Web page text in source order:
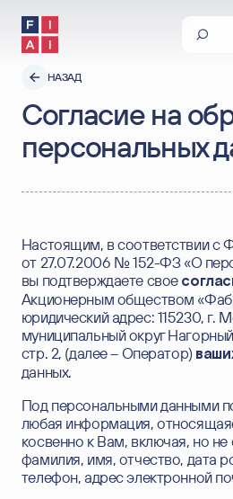
О компании
Новости о компании и
Продукты и
Заказная разработка
Промышленное ПО
Корпоративное обучение
Примеры
Инвесторам
Центр раскрытия
Дивиденды
Акционерный капитал
Календарь инвестора
Видео и презентации
Внутренние документы и
Долговые инструменты
Устойчивое развитие (ESG)
Материалы IPO
Корпоративное
НАЗАД
Согласие на
персональных
Настоящим, в соответствии с
от 27.07.2006 № 152-ФЗ «О
вы подтверждаете свое
Акционерным обществом
юридический адрес: 115230, г.
муниципальный округ
стр. 2, (далее – Оператор)
данных.
Под персональными данными
любая информация,
косвенно к Вам, включая, но не
фамилия, имя, отчество, дата
телефон, адрес электронной